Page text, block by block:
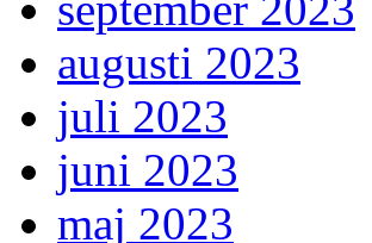
augusti 2023
juli 2023
juni 2023
maj 2023